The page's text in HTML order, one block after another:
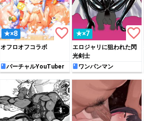
★×8 favorite_border
オフロオフコラボ
バーチャルYouTuber
★×7 favorite_border
エロジャリに狙われた閃
光剣士
ワンパンマン